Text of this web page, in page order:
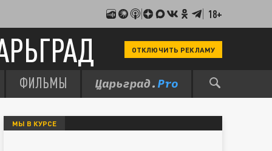
18+
ОТКЛЮЧИТЬ РЕКЛАМУ
ФИЛЬМЫ
МЫ В КУРСЕ